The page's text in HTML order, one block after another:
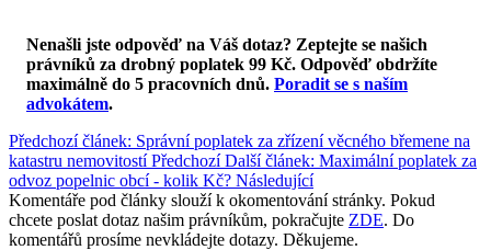
Nenašli jste odpověď na Váš dotaz? Zeptejte se našich
právníků za drobný poplatek 99 Kč. Odpověď obdržíte
maximálně do 5 pracovních dnů. Poradit se s naším
advokátem.
Předchozí článek: Správní poplatek za zřízení věcného břemene na
katastru nemovitostíPředchozí Další článek: Maximální poplatek za
odvoz popelnic obcí - kolik Kč? Následující
Komentáře pod články slouží k okomentování stránky. Pokud
chcete poslat dotaz našim právníkům, pokračujte ZDE. Do
komentářů prosíme nevkládejte dotazy. Děkujeme.